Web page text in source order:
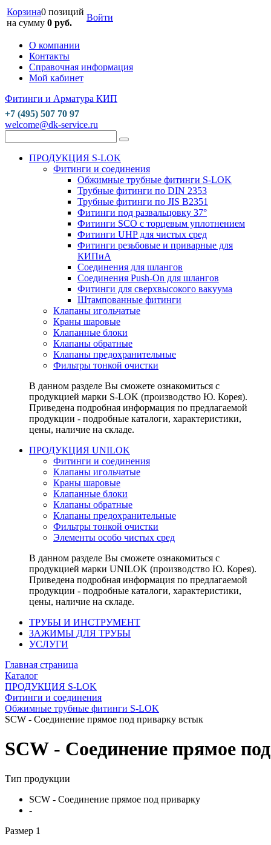
Корзина0 позиций
на сумму 0 руб.
Войти
О компании
Контакты
Справочная информация
Мой кабинет
Фитинги и Арматура КИП
+7 (495) 507 70 97
welcome@dk-service.ru
ПРОДУКЦИЯ S-LOK
Фитинги и соединения
Обжимные трубные фитинги S-LOK
Трубные фитинги по DIN 2353
Трубные фитинги по JIS B2351
Фитинги под развальцовку 37°
Фитинги SCO с торцевым уплотнением
Фитинги UHP для чистых сред
Фитинги резьбовые и приварные для
КИПиА
Соединения для шлангов
Соединения Push-On для шлангов
Фитинги для сверхвысокого вакуума
Штампованные фитинги
Клапаны игольчатые
Краны шаровые
Клапанные блоки
Клапаны обратные
Клапаны предохранительные
Фильтры тонкой очистки
В данном разделе Вы сможете ознакомиться с
продукцией марки S-LOK (производство Ю. Корея).
Приведена подробная информация по предлагаемой
продукции - подробные каталоги, характеристики,
цены, наличие на складе.
ПРОДУКЦИЯ UNILOK
Фитинги и соединения
Клапаны игольчатые
Краны шаровые
Клапанные блоки
Клапаны обратные
Клапаны предохранительные
Фильтры тонкой очистки
Элементы особо чистых сред
В данном разделе Вы сможете ознакомиться с
продукцией марки UNILOK (производство Ю. Корея).
Приведена подробная информация по предлагаемой
продукции - подробные каталоги, характеристики,
цены, наличие на складе.
ТРУБЫ И ИНСТРУМЕНТ
ЗАЖИМЫ ДЛЯ ТРУБЫ
УСЛУГИ
Главная страница
Каталог
ПРОДУКЦИЯ S-LOK
Фитинги и соединения
Обжимные трубные фитинги S-LOK
SCW - Соединение прямое под приварку встык
SCW - Соединение прямое
Тип продукции
SCW - Соединение прямое под приварку
-
Размер 1